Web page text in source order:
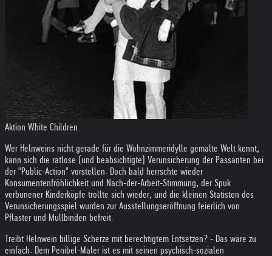
Aktion White Children
Wer Helnweins nicht gerade für die Wohnzimmeridylle gemalte Welt kennt,
kann sich die ratlose (und beabsichtigte) Verunsicherung der Passanten bei
der "Public-Action" vorstellen. Doch bald herrschte wieder
Konsumentenfröhlichkeit und Nach-der-Arbeit-Stimmung, der Spuk
verbunener Kinderköpfe trollte sich wieder, und die kleinen Statisten des
Verunsicherungsspiel wurden zur Ausstellungseröffnung feierlich von
Pflaster und Mullbinden befreit.
Treibt Helnwein billige Scherze mit berechtigtem Entsetzen? - Das wäre zu
einfach. Dem Penibel-Maler ist es mit seinen psychisch-sozialen